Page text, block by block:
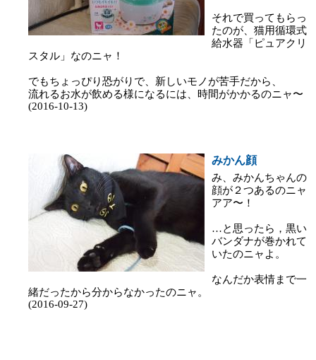
それで買ってもらっ
たのが、猫用循環式
給水器「ピュアクリ
スタル」なのニャ！
でもちょっぴり恐がりで、新しいモノが苦手だから、
流れるお水が飲める様になるには、時間がかかるのニャ〜
(2016-10-13)
みかん顔
み、みかんちゃんの
顔が２つあるのニャ
アア〜！
…と思ったら，黒い
バンダナが巻かれて
いたのニャよ。
なんだか表情まで一
緒だったから分からなかったのニャ。
(2016-09-27)